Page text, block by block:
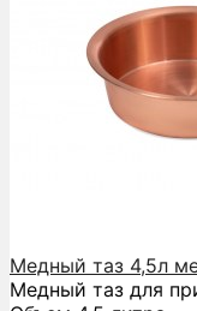
Медный таз 4,5л
Медный таз для